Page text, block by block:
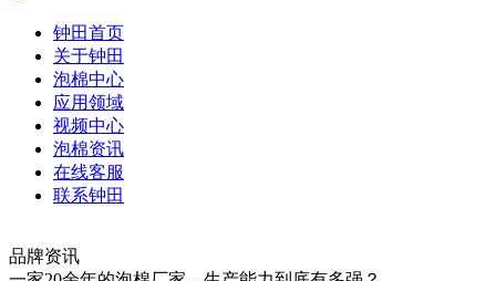
钟田首页
关于钟田
泡棉中心
应用领域
视频中心
泡棉资讯
在线客服
联系钟田
品牌资讯